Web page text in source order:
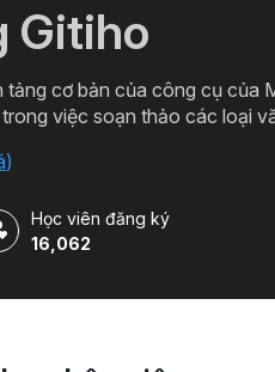
Gitiho
tảng cơ bản của công cụ của
)
Học viên đăng ký
16,062